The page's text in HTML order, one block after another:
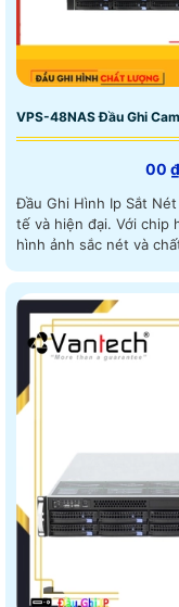
VPS-48NAS Đầu Ghi
00 ₫
Đầu Ghi Hình Ip Sắt
tế và hiện đại. Với chip hình ảnh chất lượng cao, sản phẩm cho ra
hình ảnh sắc nét và